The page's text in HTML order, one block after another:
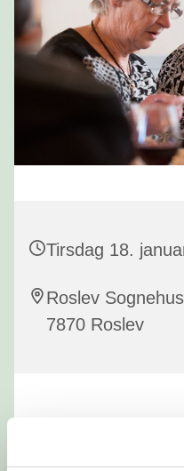
Tirsdag 18.
Roslev
7870 Roslev